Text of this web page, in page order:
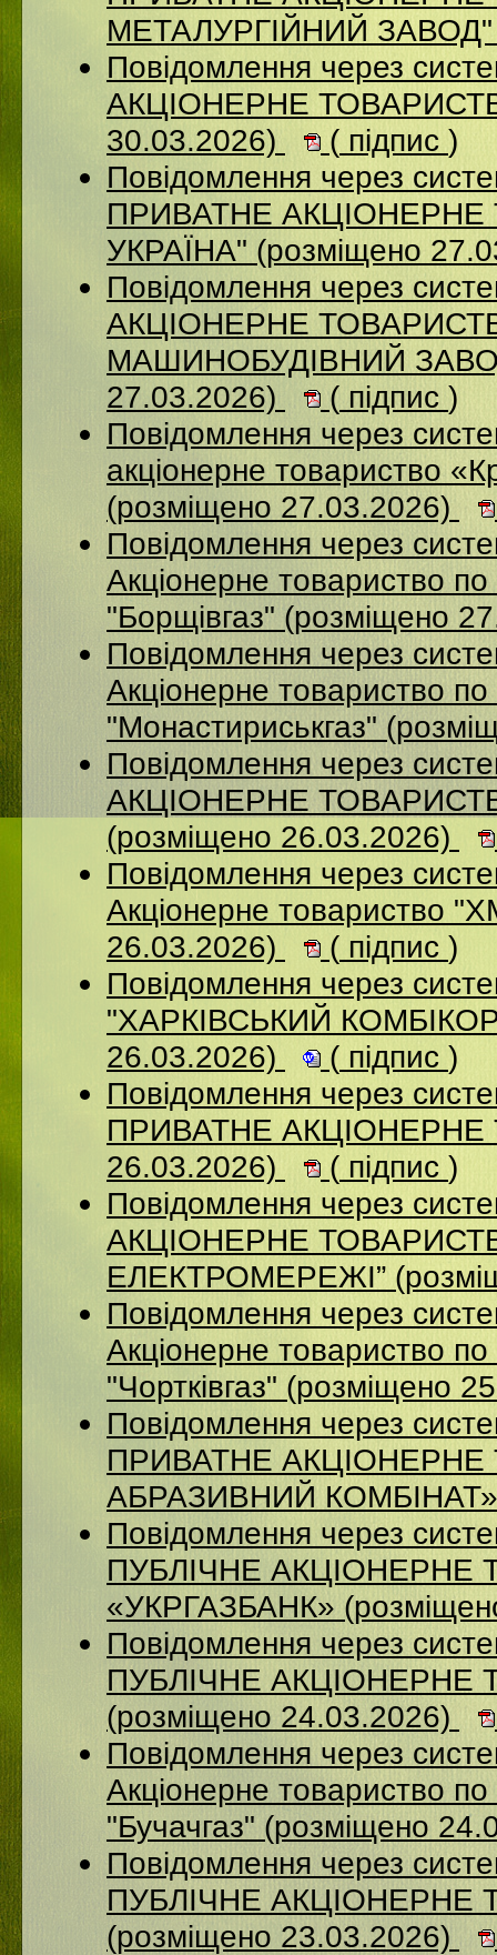
МЕТАЛУРГІЙНИЙ ЗАВОД"
Повідомлення через
АКЦІОНЕРНЕ
30.03.2026)
( підпис )
Повідомлення через
ПРИВАТНЕ
УКРАЇНА" (розміщено
Повідомлення через
АКЦІОНЕРНЕ
МАШИНОБУДІВНИЙ
27.03.2026)
( підпис )
Повідомлення через
акціонерне товариство
(розміщено 27.03.2026)
Повідомлення через
Акцiонерне товариство по
"Борщiвгаз" (розміщено
Повідомлення через
Акціонерне товариство по
"Монастириськгаз"
Повідомлення через
АКЦІОНЕРНЕ
(розміщено 26.03.2026)
Повідомлення через
Акціонерне
26.03.2026)
( підпис )
Повідомлення через
"ХАРКІВСЬКИЙ
26.03.2026)
( підпис )
Повідомлення через
ПРИВАТНЕ АКЦІОНЕРНЕ
26.03.2026)
( підпис )
Повідомлення через
АКЦІОНЕРНЕ
ЕЛЕКТРОМЕРЕЖІ”
Повідомлення через
Акціонерне товариство по
"Чортківгаз" (розміщено
Повідомлення через
ПРИВАТНЕ
АБРАЗИВНИЙ КОМБІНАТ»
Повідомлення через
ПУБЛІЧНЕ
«УКРГАЗБАНК»
Повідомлення через
ПУБЛІЧНЕ
(розміщено 24.03.2026)
Повідомлення через
Акціонерне товариство по
"Бучачгаз" (розміщено
Повідомлення через
ПУБЛІЧНЕ АКЦІОНЕРНЕ
(розміщено 23.03.2026)